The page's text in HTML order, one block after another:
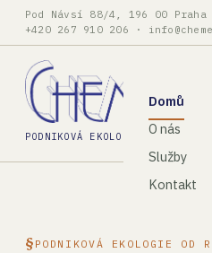
Pod Návsí 88/4, 196 00 Praha
+420 267 910 206 ·
PODNIKOVÁ EKOLOGIE, SPOL. S
Domů
O nás
Služby
Kontakt
PODNIKOVÁ EKOLOGIE OD